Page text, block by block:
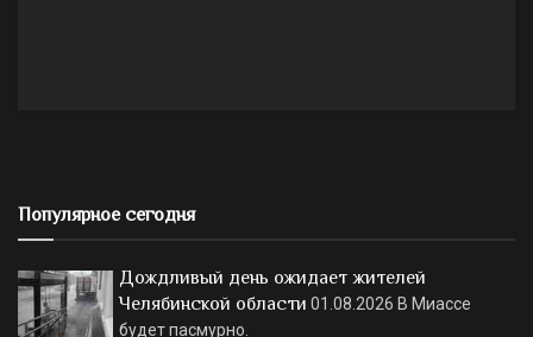
Популярное сегодня
Дождливый день ожидает жителей
Челябинской области 01.08.2026 В Миассе
будет пасмурно.